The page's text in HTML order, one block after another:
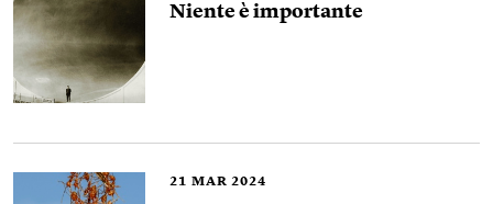
Niente è importante
21 MAR 2024